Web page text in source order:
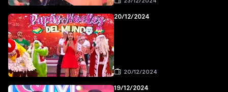
20/12/2024
20/12/2024
19/12/2024